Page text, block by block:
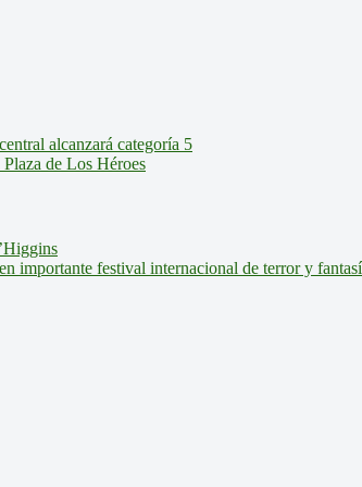
alcanzará categoría 5
de Los Héroes
importante festival internacional de terror y